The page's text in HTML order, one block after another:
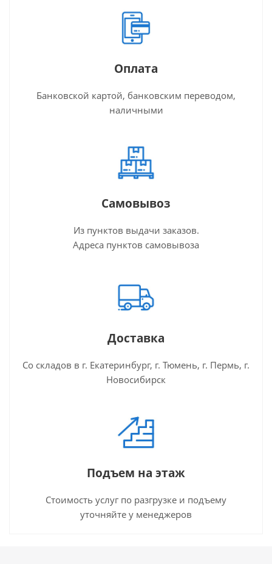
Оплата
Банковской картой, банковским переводом,
наличными
Самовывоз
Из пунктов выдачи заказов.
Адреса пунктов самовывоза
Доставка
Со складов в г. Екатеринбург, г. Тюмень, г. Пермь, г.
Новосибирск
Подъем на этаж
Стоимость услуг по разгрузке и подъему
уточняйте у менеджеров